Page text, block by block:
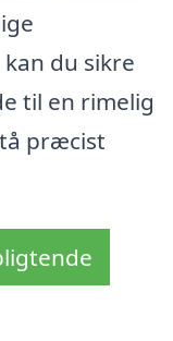
du sikre
til en rimelig
præcist